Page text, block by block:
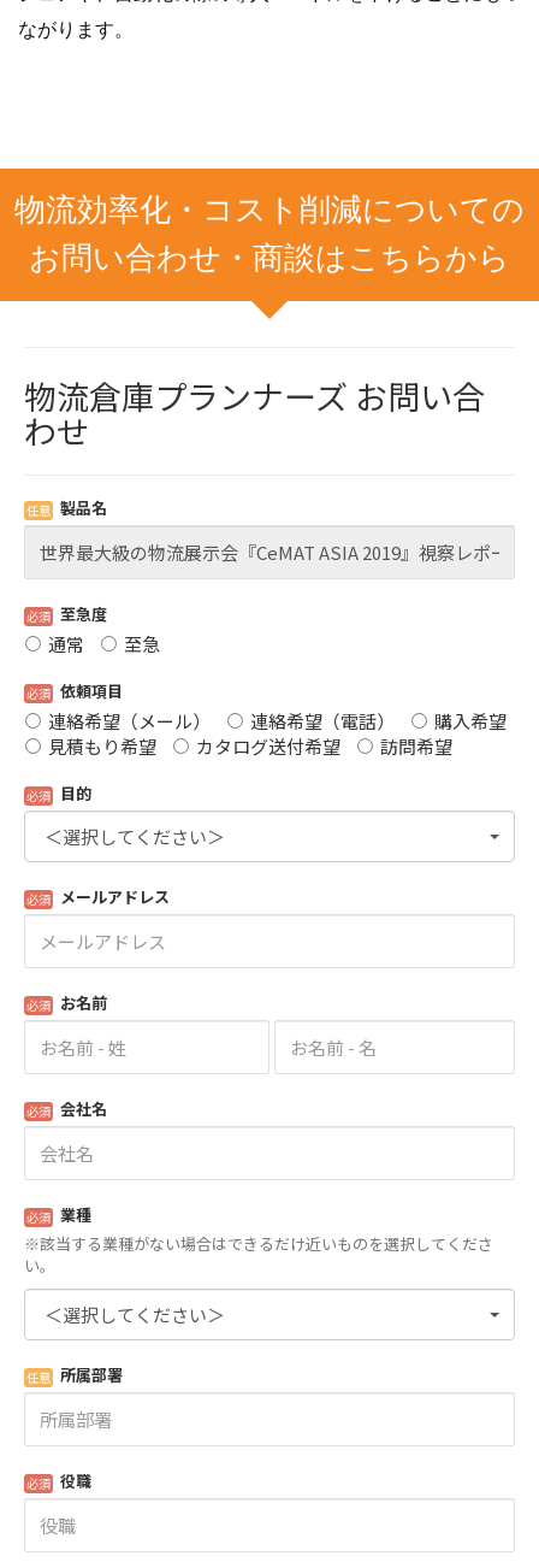
ながります。
物流効率化・コスト削減についての
お問い合わせ・商談はこちらから